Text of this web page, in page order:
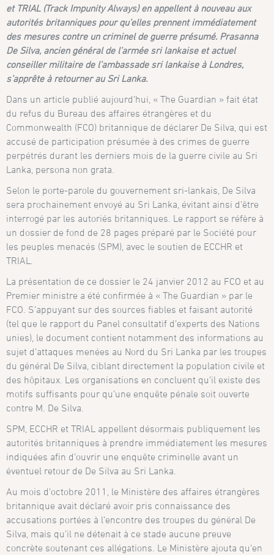
et TRIAL (Track Impunity Always) en appellent à nouveau aux
autorités britanniques pour qu’elles prennent immédiatement
des mesures contre un criminel de guerre présumé. Prasanna
De Silva, ancien général de l’armée sri lankaise et actuel
conseiller militaire de l’ambassade sri lankaise à Londres,
s’apprête à retourner au Sri Lanka.
Dans un article publié aujourd’hui, « The Guardian » fait état
du refus du Bureau des affaires étrangères et du
Commonwealth (FCO) britannique de déclarer De Silva, qui est
accusé de participation présumée à des crimes de guerre
perpétrés durant les derniers mois de la guerre civile au Sri
Lanka, persona non grata.
Selon le porte-parole du gouvernement sri-lankais, De Silva
sera prochainement envoyé au Sri Lanka, évitant ainsi d’être
interrogé par les autoriés britanniques. Le rapport se réfère à
un dossier de fond de 28 pages préparé par le Société pour
les peuples menacés (SPM), avec le soutien de ECCHR et
TRIAL.
La présentation de ce dossier le 24 janvier 2012 au FCO et au
Premier ministre a été confirmée à « The Guardian » par le
FCO. S’appuyant sur des sources fiables et faisant autorité
(tel que le rapport du Panel consultatif d’experts des Nations
unies), le document contient notamment des informations au
sujet d’attaques menées au Nord du Sri Lanka par les troupes
du général De Silva, ciblant directement la population civile et
des hôpitaux. Les organisations en concluent qu’il existe des
motifs suffisants pour qu’une enquête pénale soit ouverte
contre M. De Silva.
SPM, ECCHR et TRIAL appellent désormais publiquement les
autorités britanniques à prendre immédiatement les mesures
indiquées afin d’ouvrir une enquête criminelle avant un
éventuel retour de De Silva au Sri Lanka.
Au mois d’octobre 2011, le Ministère des affaires étrangères
britannique avait déclaré avoir pris connaissance des
accusations portées à l’encontre des troupes du général De
Silva, mais qu’il ne détenait à ce stade aucune preuve
concrète soutenant ces allégations. Le Ministère ajouta qu’en